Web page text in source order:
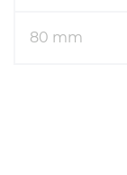
80 mm